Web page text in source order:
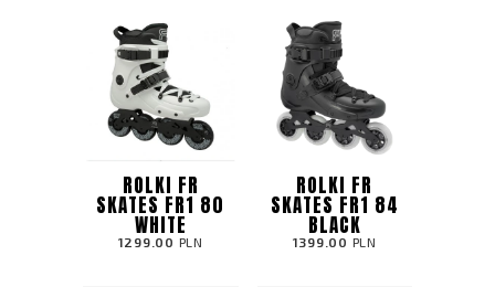
ROLKI FR
SKATES FR1 80
WHITE
1299.00 PLN
ROLKI FR
SKATES FR1 84
BLACK
1399.00 PLN